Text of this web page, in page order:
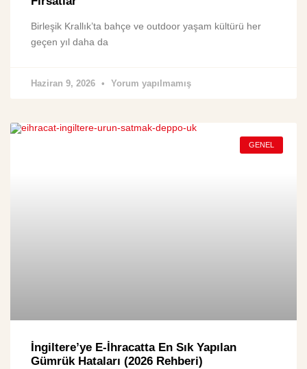
Birleşik Krallık’ta bahçe ve outdoor yaşam kültürü her
geçen yıl daha da
Haziran 9, 2026 Yorum yapılmamış
GENEL
İngiltere’ye E-İhracatta En Sık Yapılan
Gümrük Hataları (2026 Rehberi)